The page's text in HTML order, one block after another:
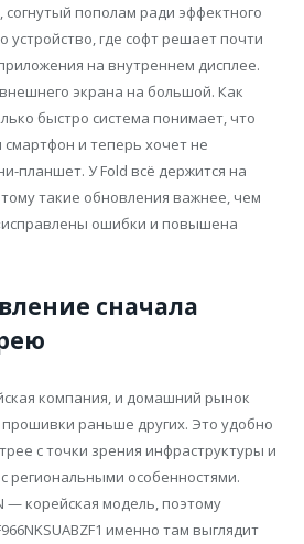
пополам ради эффектного
устройство, где софт решает почти
на внутреннем дисплее.
экрана на большой. Как
быстро система понимает, что
и теперь хочет не
планшет. У Fold всё держится на
такие обновления важнее, чем
ошибки и повышена
сначала
компания, и домашний рынок
раньше других. Это удобно
с точки зрения инфраструктуры и
региональными особенностями.
— корейская модель, поэтому
именно там выглядит